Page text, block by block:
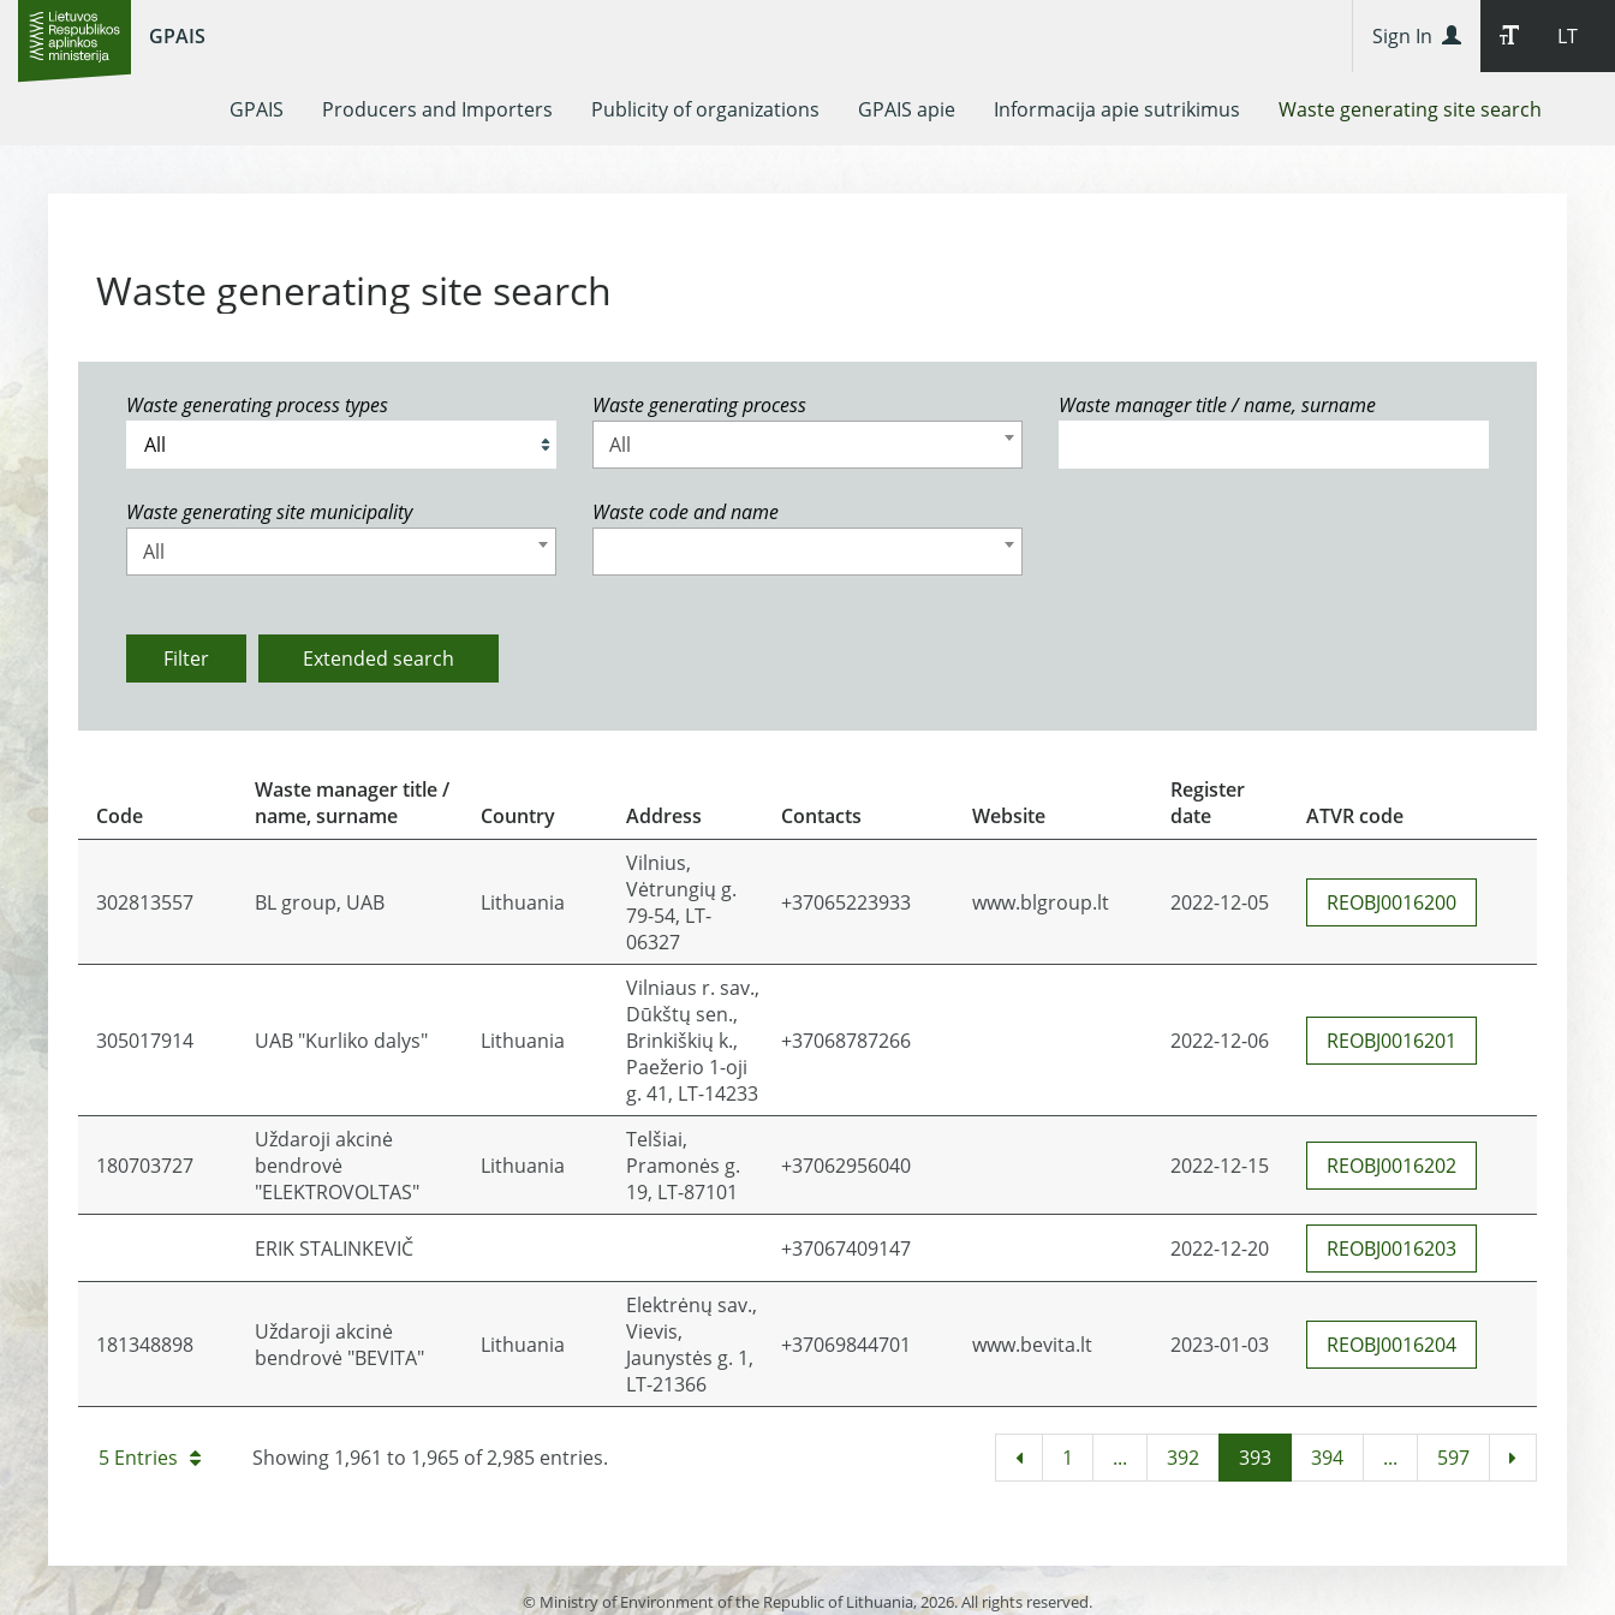
GPAIS LT
Sign In
GPAIS Producers and Importers Publicity of organizations GPAIS apie Informacija apie sutrikimus Waste generating site search
Waste generating site search
Waste generating process types
Waste generating process
All
Waste manager title / name, surname
Waste generating site municipality
All
Waste code and name
Filter Extended search
Code
Waste manager title /
name, surname
Country Address Contacts Website
Register
date
ATVR code
302813557 BL group, UAB Lithuania
Vilnius,
Vėtrungių g.
79-54, LT-
06327
+37065223933 www.blgroup.lt 2022-12-05 REOBJ0016200
305017914 UAB "Kurliko dalys" Lithuania
Vilniaus r. sav.,
Dūkštų sen.,
Brinkiškių k.,
Paežerio 1-oji
g. 41, LT-14233
+37068787266 2022-12-06 REOBJ0016201
180703727
Uždaroji akcinė
bendrovė
"ELEKTROVOLTAS"
Lithuania
Telšiai,
Pramonės g.
19, LT-87101
+37062956040 2022-12-15 REOBJ0016202
ERIK STALINKEVIČ +37067409147 2022-12-20 REOBJ0016203
181348898
Uždaroji akcinė
bendrovė "BEVITA"
Lithuania
Elektrėnų sav.,
Vievis,
Jaunystės g. 1,
LT-21366
+37069844701 www.bevita.lt 2023-01-03 REOBJ0016204
5 Entries Showing 1,961 to 1,965 of 2,985 entries. 1 ... 392 393 394 ... 597
© Ministry of Environment of the Republic of Lithuania, 2026. All rights reserved.